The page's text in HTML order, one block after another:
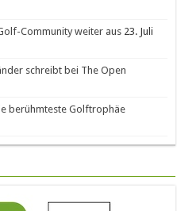
Community weiter aus 23. Juli
schreibt bei The Open
berühmteste Golftrophäe